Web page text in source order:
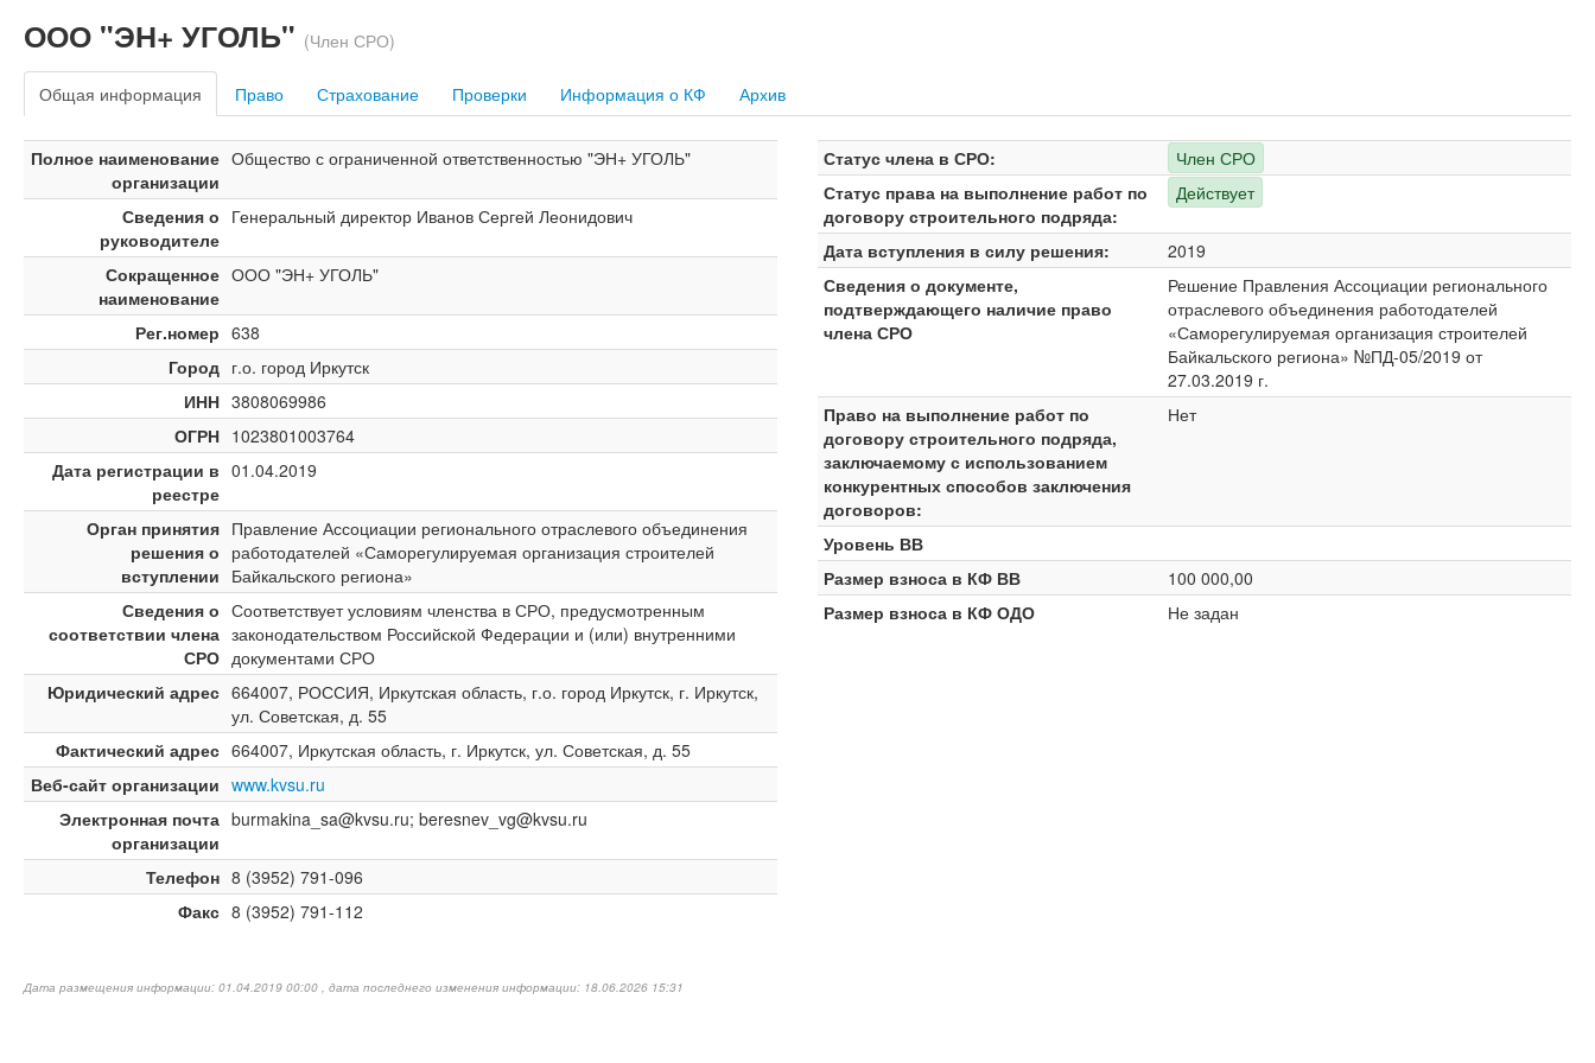
ООО "ЭН+ УГОЛЬ" (Член СРО)
Общая информация Право Страхование Проверки Информация о КФ Архив
Полное наименование
организации
Общество с ограниченной ответственностью "ЭН+ УГОЛЬ"
Сведения о
руководителе
Генеральный директор Иванов Сергей Леонидович
Сокращенное
наименование
ООО "ЭН+ УГОЛЬ"
Рег.номер 638
Город г.о. город Иркутск
ИНН 3808069986
ОГРН 1023801003764
Дата регистрации в
реестре
01.04.2019
Орган принятия
решения о
вступлении
Правление Ассоциации регионального отраслевого объединения
работодателей «Саморегулируемая организация строителей
Байкальского региона»
Сведения о
соответствии члена
СРО
Соответствует условиям членства в СРО, предусмотренным
законодательством Российской Федерации и (или) внутренними
документами СРО
Юридический адрес 664007, РОССИЯ, Иркутская область, г.о. город Иркутск, г. Иркутск,
ул. Советская, д. 55
Фактический адрес 664007, Иркутская область, г. Иркутск, ул. Советская, д. 55
Веб-сайт организации www.kvsu.ru
Электронная почта
организации
burmakina_sa@kvsu.ru; beresnev_vg@kvsu.ru
Телефон 8 (3952) 791-096
Факс 8 (3952) 791-112
Статус члена в СРО:
Член СРО
Статус права на выполнение работ по
договору строительного подряда:
Действует
Дата вступления в силу решения:
2019
Сведения о документе,
подтверждающего наличие право
члена СРО
Решение Правления Ассоциации регионального
отраслевого объединения работодателей
«Саморегулируемая организация строителей
Байкальского региона» №ПД-05/2019 от
27.03.2019 г.
Право на выполнение работ по
договору строительного подряда,
заключаемому с использованием
конкурентных способов заключения
договоров:
Нет
Уровень ВВ
Размер взноса в КФ ВВ
100 000,00
Размер взноса в КФ ОДО
Не задан
Дата размещения информации: 01.04.2019 00:00 , дата последнего изменения информации: 18.06.2026 15:31